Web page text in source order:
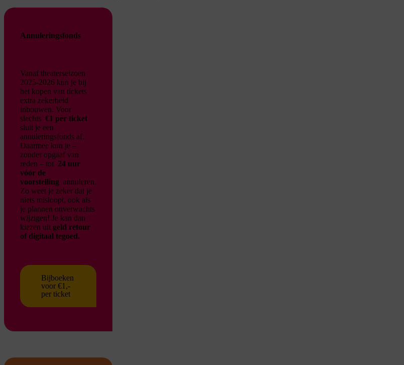
Annuleringsfonds
Vanaf theaterseizoen
2025-2026 kun je bij
het kopen van tickets
extra zekerheid
inbouwen. Voor
slechts €1 per ticket
sluit je een
annuleringsfonds af.
Daarmee kun je –
zonder opgaaf van
reden – tot 24 uur
vóór de
voorstelling annuleren.
Zo weet je zeker dat je
niets misloopt, ook als
je plannen onverwachts
wijzigen! Je kan dan
kiezen uit geld retour
of digitaal tegoed.
Bijboeken
voor €1,-
per ticket